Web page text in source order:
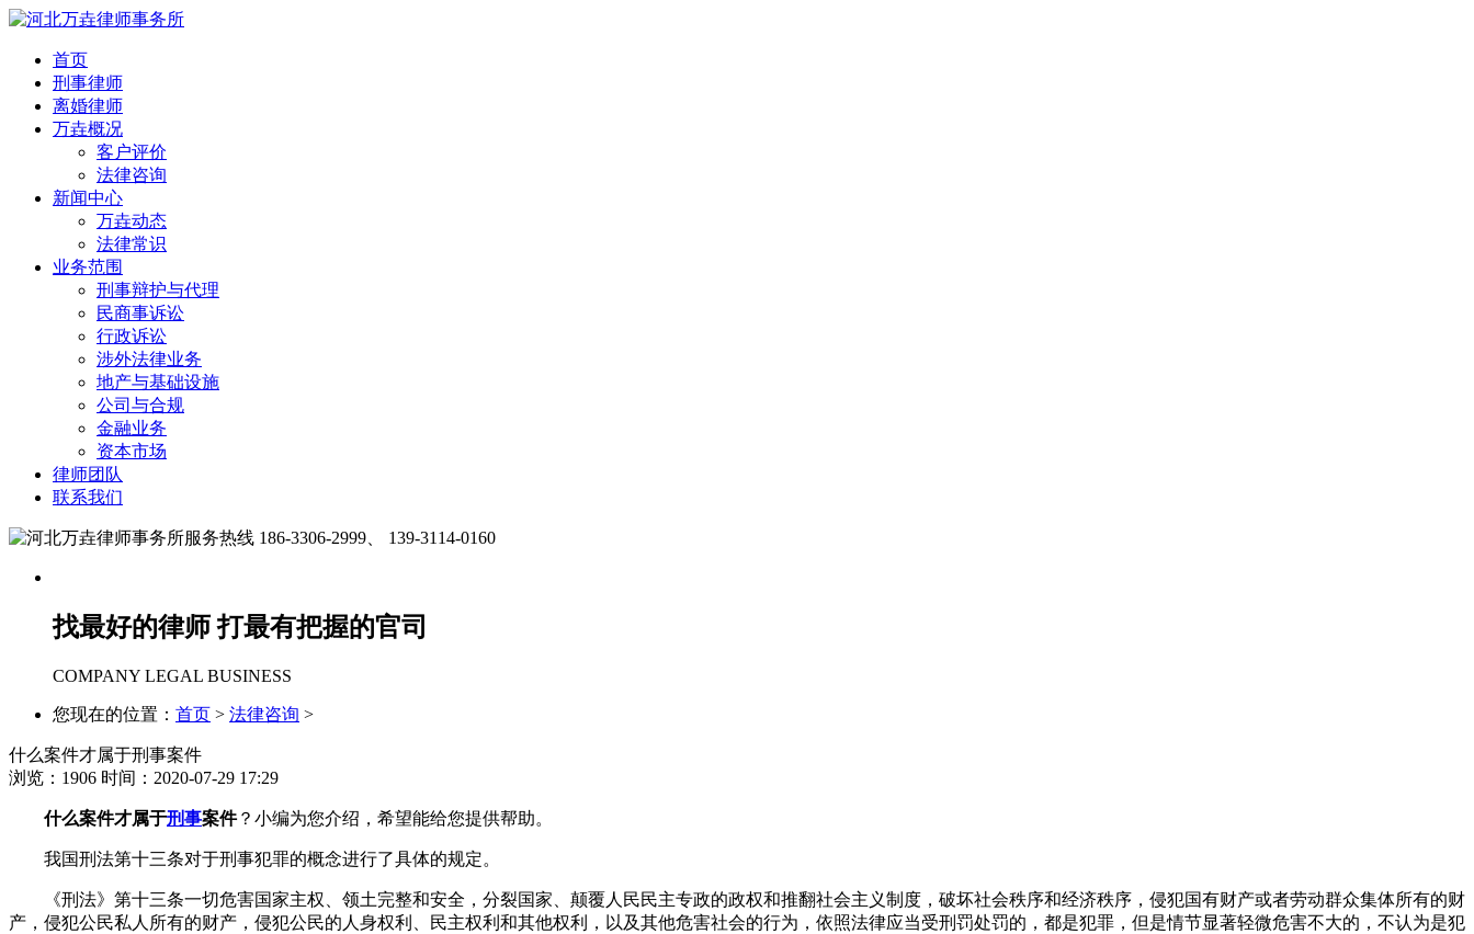
首页
刑事律师
离婚律师
万垚概况
客户评价
法律咨询
新闻中心
万垚动态
法律常识
业务范围
刑事辩护与代理
民商事诉讼
行政诉讼
涉外法律业务
地产与基础设施
公司与合规
金融业务
资本市场
律师团队
联系我们
186-3306-2999、 139-3114-0160
找最好的律师 打最有把握的官司
COMPANY LEGAL BUSINESS
您现在的位置： 首页 > 法律咨询 >
什么案件才属于刑事案件
浏览： 1906 时间：2020-07-29 17:29
什么案件才属于刑事案件？小编为您介绍，希望能给您提供帮助。
我国刑法第十三条对于刑事犯罪的概念进行了具体的规定。
《刑法》第十三条一切危害国家主权、领土完整和安全，分裂国家、颠覆人民民主专政的政权和推翻社会主义制度，破坏社会秩序和经济秩序，侵犯国有财产或者劳动群众集体所有的财
产，侵犯公民私人所有的财产，侵犯公民的人身权利、民主权利和其他权利，以及其他危害社会的行为，依照法律应当受刑罚处罚的，都是犯罪，但是情节显著轻微危害不大的，不认为是犯